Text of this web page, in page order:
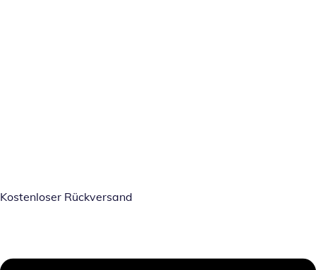
Kostenloser Rückversand